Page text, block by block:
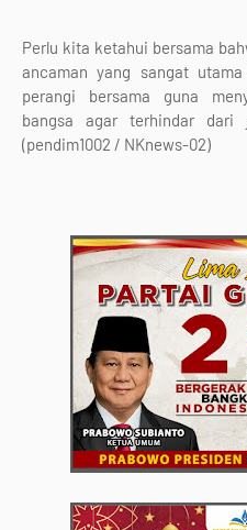
Perlu kita ketahui bersama
ancaman yang sangat
perangi bersama guna
bangsa agar terhindar dari
(pendim1002 / NKnews-02)